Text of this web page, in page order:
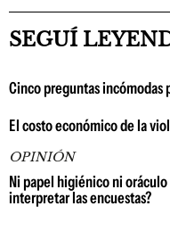
SEGUÍ
Cinco preguntas incómodas
El costo económico de la
OPINIÓN
Ni papel higiénico ni oráculo
interpretar las encuestas?